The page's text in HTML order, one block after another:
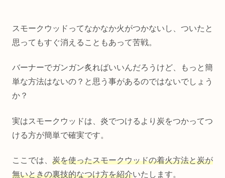
スモークウッドってなかなか火がつかないし、ついたと
思ってもすぐ消えることもあって苦戦。
バーナーでガンガン炙ればいいんだろうけど、もっと簡
単な方法はないの？と思う事があるのではないでしょう
か？
実はスモークウッドは、 炎でつけるより炭をつかってつ
ける方が簡単で確実です。
ここでは、 炭を使ったスモークウッドの着火方法と炭が
無いときの裏技的なつけ方を紹介いたします。